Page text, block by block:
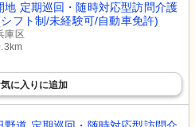
地 定期巡回・随時対応型訪問介護
フト制/未経験可/自動車免許)
庫区
に入り に追加